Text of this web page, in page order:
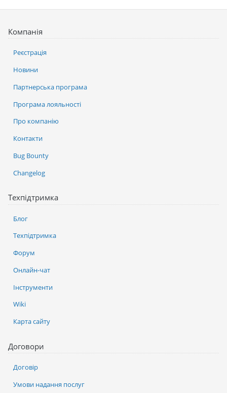
Компанія
Реєстрація
Новини
Партнерська програма
Програма лояльності
Про компанію
Контакти
Bug Bounty
Changelog
Техпідтримка
Блог
Техпідтримка
Форум
Онлайн-чат
Інструменти
Wiki
Карта сайту
Договори
Договір
Умови надання послуг